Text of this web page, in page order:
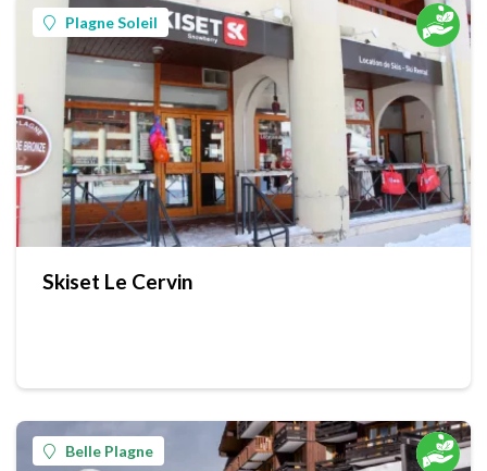
Plagne Soleil
Skiset Le Cervin
Belle Plagne